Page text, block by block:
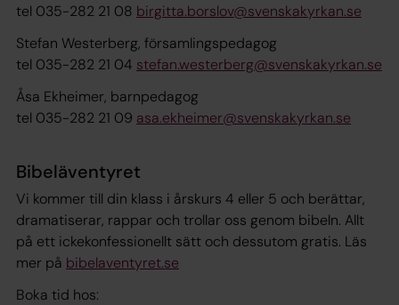
tel 035-282 21 08 birgitta.borslov@svenskakyrkan.se
Stefan Westerberg, församlingspedagog
tel 035-282 21 04 stefan.westerberg@svenskakyrkan.se
Åsa Ekheimer, barnpedagog
tel 035-282 21 09 asa.ekheimer@svenskakyrkan.se
Bibeläventyret
Vi kommer till din klass i årskurs 4 eller 5 och berättar,
dramatiserar, rappar och trollar oss genom bibeln. Allt
på ett ickekonfessionellt sätt och dessutom gratis. Läs
mer på bibelaventyret.se
Boka tid hos: